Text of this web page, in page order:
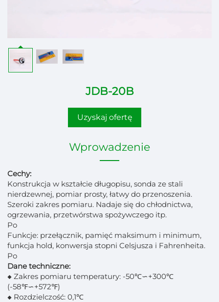
JDB-20B
Uzyskaj ofertę
Wprowadzenie
Cechy:
Konstrukcja w kształcie długopisu, sonda ze stali
nierdzewnej, pomiar prosty, łatwy do przenoszenia.
Szeroki zakres pomiaru. Nadaje się do chłodnictwa,
ogrzewania, przetwórstwa spożywczego itp.
Po
Funkcje: przełącznik, pamięć maksimum i minimum,
funkcja hold, konwersja stopni Celsjusza i Fahrenheita.
Po
Dane techniczne:
◆ Zakres pomiaru temperatury: -50℃∽+300℃
(-58℉∽+572℉)
◆ Rozdzielczość: 0,1℃